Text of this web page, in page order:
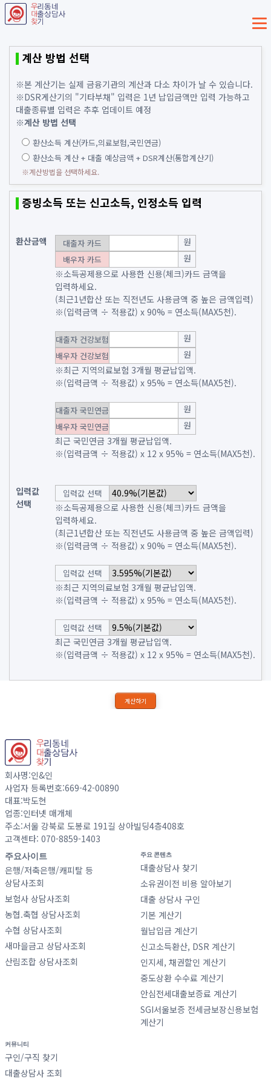
계산 방법 선택
※본 계산기는 실제 금융기관의 계산과 다소 차이가 날 수 있습니다.
※DSR게산기의 "기타부채" 입력은 1년 납입금액만 입력 가능하고
대출종류별 입력은 추후 업데이트 예정
※계산 방법 선택
환산소득 계산(카드,의료보험,국민연금)
환산소득 계산 + 대출 예상금액 + DSR계산(통합계산기)
※계산방법을 선택하세요.
증빙소득 또는 신고소득, 인정소득 입력
환산금액 대출자 카드 원
배우자 카드
원
※소득공제용으로 사용한 신용(체크)카드 금액을
입력하세요.
(최근1년합산 또는 직전년도 사용금액 중 높은 금액입력)
※(입력금액 ÷ 적용값) x 90% = 연소득(MAX5천).
대출자 건강보험 원
배우자 건강보험
원
※최근 지역의료보험 3개월 평균납입액.
※(입력금액 ÷ 적용값) x 95% = 연소득(MAX5천).
대출자 국민연금 원
배우자 국민연금
원
최근 국민연금 3개월 평균납입액.
※(입력금액 ÷ 적용값) x 12 x 95% = 연소득(MAX5천).
입력값
선택
입력값 선택
※소득공제용으로 사용한 신용(체크)카드 금액을
입력하세요.
(최근1년합산 또는 직전년도 사용금액 중 높은 금액입력)
※(입력금액 ÷ 적용값) x 90% = 연소득(MAX5천).
입력값 선택
※최근 지역의료보험 3개월 평균납입액.
※(입력금액 ÷ 적용값) x 95% = 연소득(MAX5천).
입력값 선택
최근 국민연금 3개월 평균납입액.
※(입력금액 ÷ 적용값) x 12 x 95% = 연소득(MAX5천).
계산하기
회사명:인&인
사업자 등록번호:669-42-00890
대표:박도현
업종:인터넷 매개체
주소:서울 강북로 도봉로 191길 상아빌딩4층408호
고객센타: 070-8859-1403
주요사이트
은행/저축은행/캐피탈 등
상담사조회
보험사 상담사조회
농협.축협 상담사조회
수협 상담사조회
새마을금고 상담사조회
산림조합 상담사조회
주요 콘텐츠
대출상담사 찾기
소유권이전 비용 알아보기
대출 상담사 구인
기본 계산기
월납입금 계산기
신고소득환산, DSR 계산기
인지세, 채권할인 계산기
중도상환 수수료 계산기
안심전세대출보증료 계산기
SGI서울보증 전세금보장신용보험
계산기
커뮤니티
구인/구직 찾기
대출상담사 조회